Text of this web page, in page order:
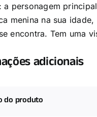
a personagem
menina na sua
encontra. Tem uma
adicionais
do produto